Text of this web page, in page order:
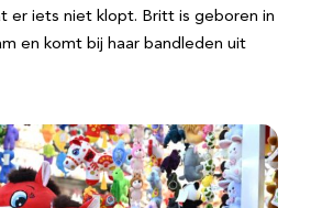
er iets niet klopt. Britt is geboren in
en komt bij haar bandleden uit